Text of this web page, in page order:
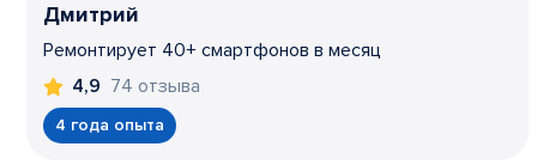
Дмитрий
Ремонтирует 40+ смартфонов в месяц
4,9 74 отзыва
4 года опыта